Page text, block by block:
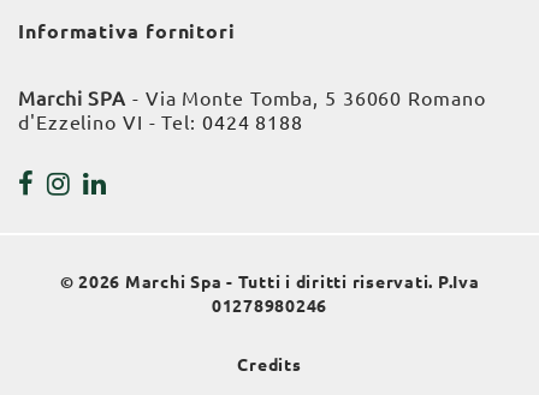
Informativa fornitori
Marchi SPA - Via Monte Tomba, 5 36060 Romano
d'Ezzelino VI - Tel: 0424 8188
© 2026 Marchi Spa - Tutti i diritti riservati. P.Iva
01278980246
Credits